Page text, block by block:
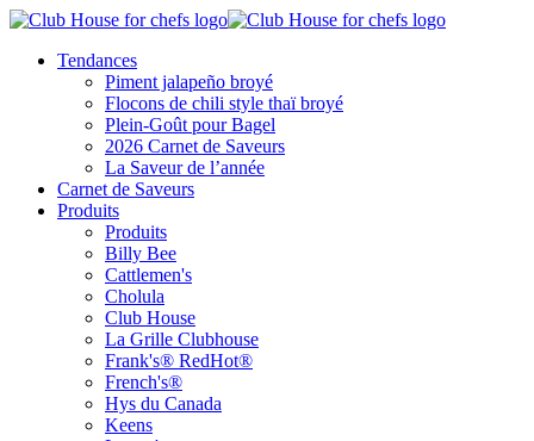
Tendances
Piment jalapeño broyé
Flocons de chili style thaï broyé
Plein-Goût pour Bagel
2026 Carnet de Saveurs
La Saveur de l’année
Carnet de Saveurs
Produits
Produits
Billy Bee
Cattlemen's
Cholula
Club House
La Grille Clubhouse
Frank's® RedHot®
French's®
Hys du Canada
Keens